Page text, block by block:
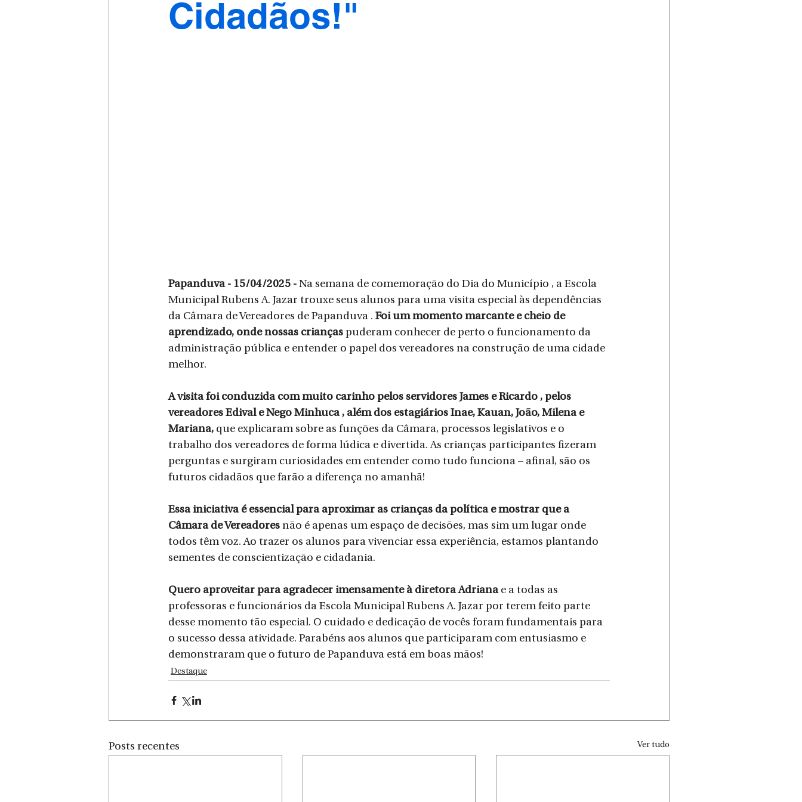
Cidadãos!"
Papanduva - 15/04/2025 - Na semana de comemoração do Dia do Município , a Escola
Municipal Rubens A. Jazar trouxe seus alunos para uma visita especial às dependências
da Câmara de Vereadores de Papanduva . Foi um momento marcante e cheio de
aprendizado, onde nossas crianças puderam conhecer de perto o funcionamento da
administração pública e entender o papel dos vereadores na construção de uma cidade
melhor.
A visita foi conduzida com muito carinho pelos servidores James e Ricardo , pelos
vereadores Edival e Nego Minhuca , além dos estagiários Inae, Kauan, João, Milena e
Mariana, que explicaram sobre as funções da Câmara, processos legislativos e o
trabalho dos vereadores de forma lúdica e divertida. As crianças participantes fizeram
perguntas e surgiram curiosidades em entender como tudo funciona – afinal, são os
futuros cidadãos que farão a diferença no amanhã!
Essa iniciativa é essencial para aproximar as crianças da política e mostrar que a
Câmara de Vereadores não é apenas um espaço de decisões, mas sim um lugar onde
todos têm voz. Ao trazer os alunos para vivenciar essa experiência, estamos plantando
sementes de conscientização e cidadania.
Quero aproveitar para agradecer imensamente à diretora Adriana e a todas as
professoras e funcionários da Escola Municipal Rubens A. Jazar por terem feito parte
desse momento tão especial. O cuidado e dedicação de vocês foram fundamentais para
o sucesso dessa atividade. Parabéns aos alunos que participaram com entusiasmo e
demonstraram que o futuro de Papanduva está em boas mãos!
Destaque
Posts recentes Ver tudo